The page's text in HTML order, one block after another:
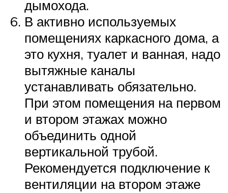
дымохода.
В активно используемых
помещениях каркасного дома, а
это кухня, туалет и ванная, надо
вытяжные каналы
устанавливать обязательно.
При этом помещения на первом
и втором этажах можно
объединить одной
вертикальной трубой.
Рекомендуется подключение к
вентиляции на втором этаже